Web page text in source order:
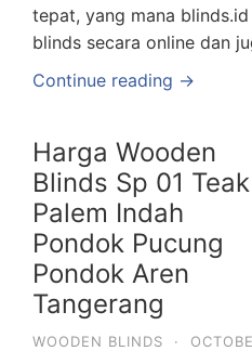
tepat, yang mana
blinds secara online dan
Continue reading →
Harga Wooden
Blinds Sp 01 Teak
Palem Indah
Pondok Pucung
Pondok Aren
Tangerang
WOODEN BLINDS ·